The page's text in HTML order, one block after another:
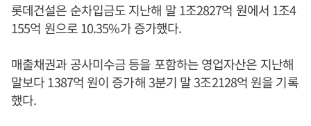
롯데건설은 순차입금도 지난해 말 1조2827억 원에서 1조4
155억 원으로 10.35%가 증가했다.
매출채권과 공사미수금 등을 포함하는 영업자산은 지난해
말보다 1387억 원이 증가해 3분기 말 3조2128억 원을 기록
했다.